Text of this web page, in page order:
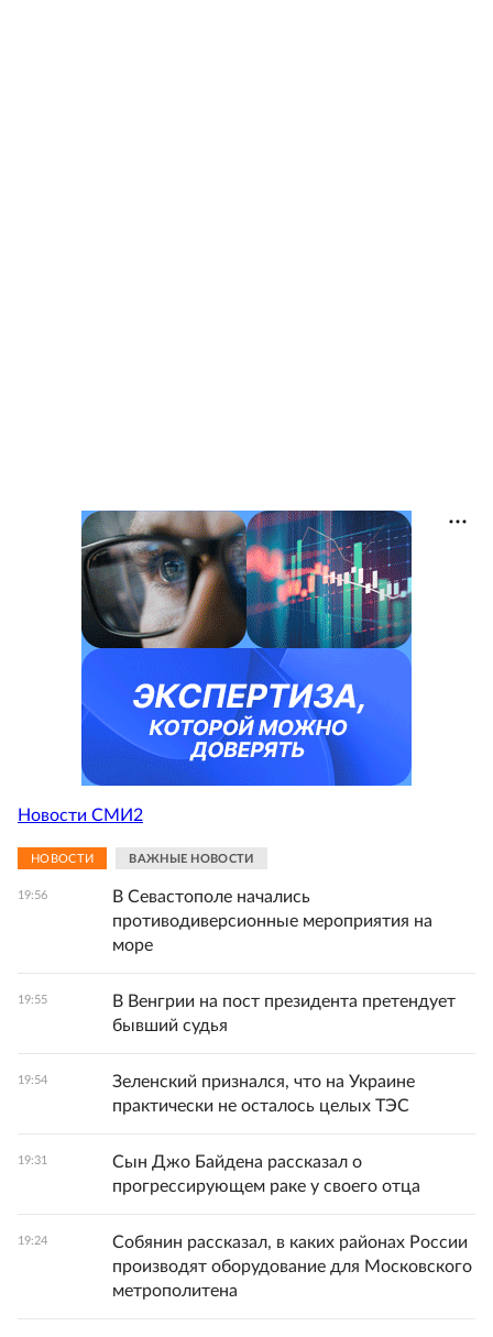
Новости СМИ2
НОВОСТИ ВАЖНЫЕ НОВОСТИ
19:56
В Севастополе начались
противодиверсионные мероприятия на
море
19:55
В Венгрии на пост президента претендует
бывший судья
19:54
Зеленский признался, что на Украине
практически не осталось целых ТЭС
19:31
Сын Джо Байдена рассказал о
прогрессирующем раке у своего отца
19:24
Собянин рассказал, в каких районах России
производят оборудование для Московского
метрополитена